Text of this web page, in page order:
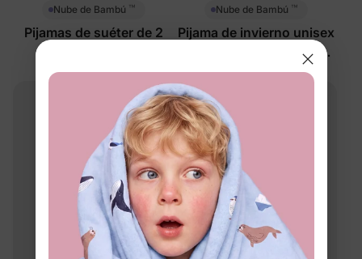
Nube de Bambú ™
Pijamas de suéter de 2
pequeñas/niñas en
$19.99
Nube de Bambú ™
Pijama de invierno unisex
para niños y niñas de 2
piezas con diseño de
$23.99